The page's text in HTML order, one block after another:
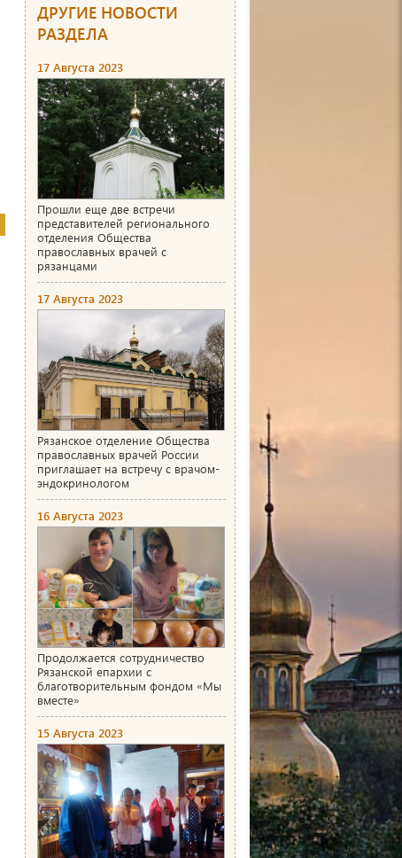
ДРУГИЕ НОВОСТИ
РАЗДЕЛА
17 Августа 2023
Прошли еще две встречи
представителей регионального
отделения Общества
православных врачей с
рязанцами
17 Августа 2023
Рязанское отделение Общества
православных врачей России
приглашает на встречу с врачом-
эндокринологом
16 Августа 2023
Продолжается сотрудничество
Рязанской епархии с
благотворительным фондом «Мы
вместе»
15 Августа 2023